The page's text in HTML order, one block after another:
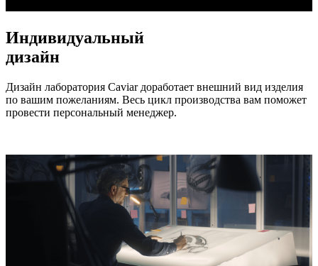
Индивидуальный
дизайн
Дизайн лаборатория Caviar доработает внешний вид изделия
по вашим пожеланиям. Весь цикл производства вам поможет
провести персональный менеджер.